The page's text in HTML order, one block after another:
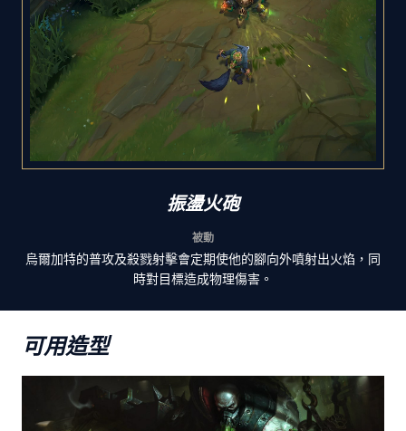
振盪火砲
被動
烏爾加特的普攻及殺戮射擊會定期使他的腳向外噴射出火焰，同
時對目標造成物理傷害。
可用造型